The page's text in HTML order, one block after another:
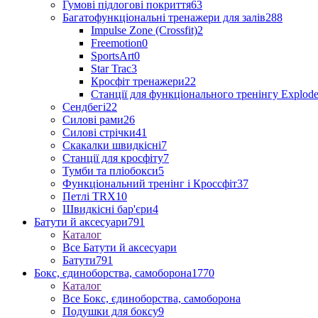
Гумові підлогові покриття63
Багатофункціональні тренажери для залів288
Impulse Zone (Crossfit)2
Freemotion0
SportsArt0
Star Trac3
Кросфіт тренажери22
Станції для функціонального тренінгу Explode
Сендбегі22
Силові рами26
Силові стрічки41
Скакалки швидкісні7
Станції для кросфіту7
Тумби та пліобокси5
Функціональний тренінг і Кроссфіт37
Петлі TRX10
Швидкісні бар'єри4
Батути й аксесуари791
Каталог
Все Батути й аксесуари
Батути791
Бокс, єдиноборства, самоборона1770
Каталог
Все Бокс, єдиноборства, самоборона
Подушки для боксу9